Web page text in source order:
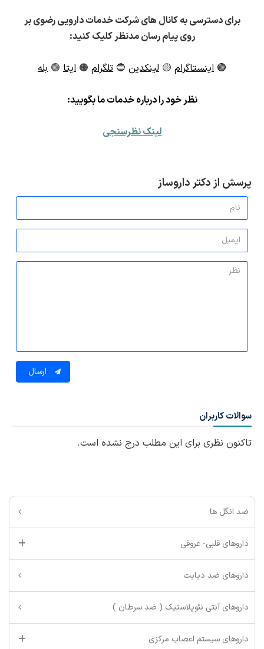
برای دسترسی به کانال های شرکت خدمات دارویی رضوی بر
روی پیام رسان مدنظر کلیک کنید:
🟣 اینستاگرام 🟡 لینکدین 🔵 تلگرام 🟠 ایتا 🟢 بله
نظر خود را درباره خدمات ما بگویید:
لینک نظرسنجی
پرسش از دکتر داروساز
ارسال
سوالات کاربران
تاکنون نظری برای این مطلب درج نشده است.
ضد انگل ها
داروهای قلبی- عروقی
داروهای ضد دیابت
داروهای آنتی نئوپلاستیک ( ضد سرطان )
داروهای سیستم اعصاب مرکزی